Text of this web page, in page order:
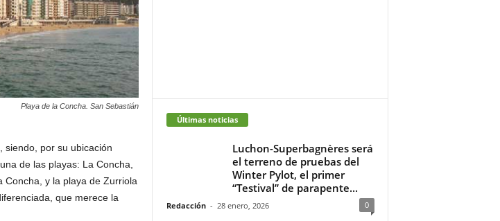
Playa de la Concha. San Sebastián
siendo, por su ubicación
de las playas: La Concha,
Concha, y la playa de Zurriola
que merece la
Últimas noticias
Luchon-Superbagnères será
el terreno de pruebas del
Winter Pylot, el primer
“Testival” de parapente...
Redacción - 28 enero, 2026 0